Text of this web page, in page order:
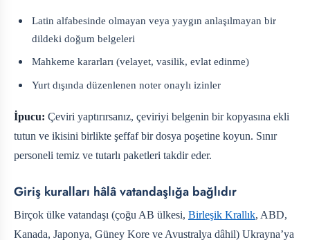
Latin alfabesinde olmayan veya yaygın anlaşılmayan bir
dildeki doğum belgeleri
Mahkeme kararları (velayet, vasilik, evlat edinme)
Yurt dışında düzenlenen noter onaylı izinler
İpucu: Çeviri yaptırırsanız, çeviriyi belgenin bir kopyasına ekli
tutun ve ikisini birlikte şeffaf bir dosya poşetine koyun. Sınır
personeli temiz ve tutarlı paketleri takdir eder.
Giriş kuralları hâlâ vatandaşlığa bağlıdır
Birçok ülke vatandaşı (çoğu AB ülkesi, Birleşik Krallık, ABD,
Kanada, Japonya, Güney Kore ve Avustralya dâhil) Ukrayna’ya